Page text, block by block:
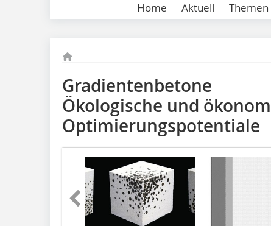
Home Aktuell Themen
Gradientenbetone
Ökologische und
Optimierungspotentiale